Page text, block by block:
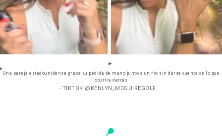
Una pareja estadounidense graba su pedida de mano junto a un río sin darse cuenta de lo que
ocurría detrás
- TIKTOK @KENLYN_MCGUIREGOLF